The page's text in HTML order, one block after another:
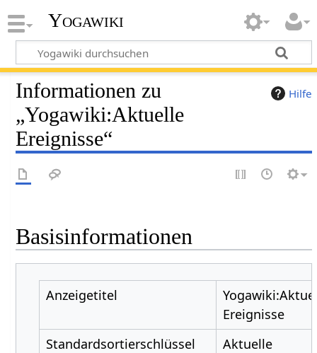
Yogawiki
Hilfe
Informationen zu
„Yogawiki:Aktuelle
Ereignisse“
Basisinformationen
Anzeigetitel
Ereignisse
Standardsortierschlüssel
Aktuelle